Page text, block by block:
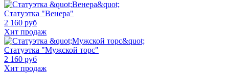
Статуэтка "Венера"
2 160 руб
Хит продаж
Статуэтка "Мужской торс"
2 160 руб
Хит продаж